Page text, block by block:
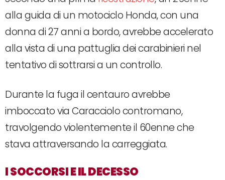
alla guida di un motociclo Honda, con una
donna di 27 anni a bordo, avrebbe accelerato
alla vista di una pattuglia dei carabinieri nel
tentativo di sottrarsi a un controllo.
Durante la fuga il centauro avrebbe
imboccato via Caracciolo contromano,
travolgendo violentemente il 60enne che
stava attraversando la carreggiata.
I SOCCORSI E IL DECESSO